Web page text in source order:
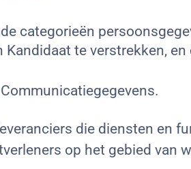
categorieën
te verstrekken,
die diensten en
op het gebied van